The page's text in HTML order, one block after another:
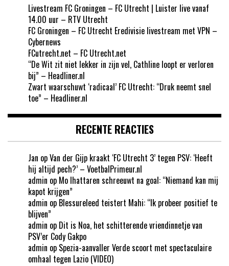
Livestream FC Groningen – FC Utrecht | Luister live vanaf
14.00 uur – RTV Utrecht
FC Groningen – FC Utrecht Eredivisie livestream met VPN –
Cybernews
FCutrecht.net – FC Utrecht.net
“De Wit zit niet lekker in zijn vel, Cathline loopt er verloren
bij” – Headliner.nl
Zwart waarschuwt ‘radicaal’ FC Utrecht: “Druk neemt snel
toe” – Headliner.nl
RECENTE REACTIES
Jan opVan der Gijp kraakt ‘FC Utrecht 3’ tegen PSV: ‘Heeft
hij altijd pech?’ – VoetbalPrimeur.nl
admin op Mo Ihattaren schreeuwt na goal: “Niemand kan mij
kapot krijgen”
admin op Blessureleed teistert Mahi: “Ik probeer positief te
blijven”
admin op Dit is Noa, het schitterende vriendinnetje van
PSV’er Cody Gakpo
admin op Spezia-aanvaller Verde scoort met spectaculaire
omhaal tegen Lazio (VIDEO)